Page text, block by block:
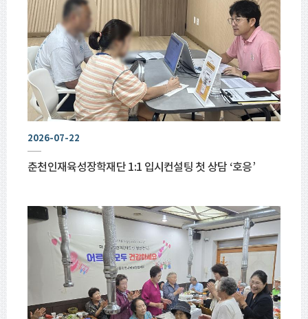
2026-07-22
춘천인재육성장학재단 1:1 입시컨설팅 첫 상담 ‘호응’